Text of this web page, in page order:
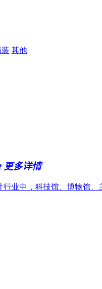
其他
更多详情
业中，科技馆、博物馆